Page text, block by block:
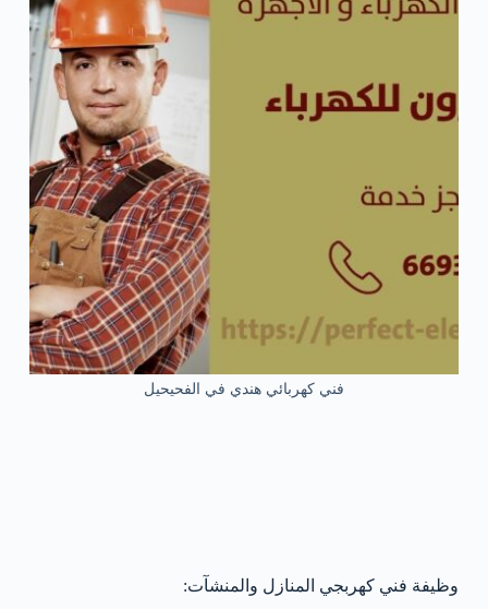
فني كهربائي هندي في الفحيحيل
وظيفة فني كهربجي المنازل والمنشآت: